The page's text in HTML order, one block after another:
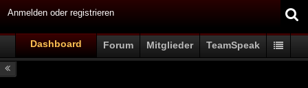
Anmelden oder registrieren
Dashboard Forum Mitglieder TeamSpeak